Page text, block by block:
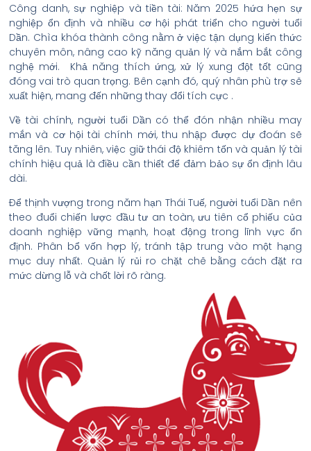
Công danh, sự nghiệp và tiền tài: Năm 2025 hứa hẹn sự
nghiệp ổn định và nhiều cơ hội phát triển cho người tuổi
Dần. Chìa khóa thành công nằm ở việc tận dụng kiến thức
chuyên môn, nâng cao kỹ năng quản lý và nắm bắt công
nghệ mới. Khả năng thích ứng, xử lý xung đột tốt cũng
đóng vai trò quan trọng. Bên cạnh đó, quý nhân phù trợ sẽ
xuất hiện, mang đến những thay đổi tích cực .
Về tài chính, người tuổi Dần có thể đón nhận nhiều may
mắn và cơ hội tài chính mới, thu nhập được dự đoán sẽ
tăng lên. Tuy nhiên, việc giữ thái độ khiêm tốn và quản lý tài
chính hiệu quả là điều cần thiết để đảm bảo sự ổn định lâu
dài.
Để thịnh vượng trong năm hạn Thái Tuế, người tuổi Dần nên
theo đuổi chiến lược đầu tư an toàn, ưu tiên cổ phiếu của
doanh nghiệp vững mạnh, hoạt động trong lĩnh vực ổn
định. Phân bổ vốn hợp lý, tránh tập trung vào một hạng
mục duy nhất. Quản lý rủi ro chặt chẽ bằng cách đặt ra
mức dừng lỗ và chốt lời rõ ràng.